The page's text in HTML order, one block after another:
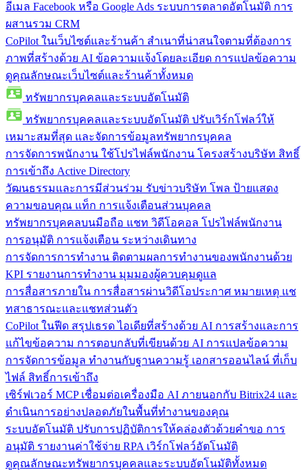
อีเมล Facebook หรือ Google Ads ระบบการตลาดอัตโนมัติ การ
ผสานรวม CRM
CoPilot ในเว็บไซต์และร้านค้า สำเนาที่น่าสนใจตามที่ต้องการ
ภาพที่สร้างด้วย AI ข้อความแจ้งโดยละเอียด การแปลข้อความ
ดูคุณลักษณะเว็บไซต์และร้านค้าทั้งหมด
ทรัพยากรบุคคลและระบบอัตโนมัติ
ทรัพยากรบุคคลและระบบอัตโนมัติ ปรับเวิร์กโฟลว์ให้
เหมาะสมที่สุด และจัดการข้อมูลทรัพยากรบุคคล
การจัดการพนักงาน ใช้โปรไฟล์พนักงาน โครงสร้างบริษัท สิทธิ์
การเข้าถึง Active Directory
วัฒนธรรมและการมีส่วนร่วม รับข่าวบริษัท โพล ป้ายแสดง
ความขอบคุณ แท็ก การแจ้งเตือนส่วนบุคคล
ทรัพยากรบุคคลบนมือถือ แชท วิดีโอคอล โปรไฟล์พนักงาน
การอนุมัติ การแจ้งเตือน ระหว่างเดินทาง
การจัดการการทำงาน ติดตามผลการทำงานของพนักงานด้วย
KPI รายงานการทำงาน มุมมองผู้ควบคุมดูแล
การสื่อสารภายใน การสื่อสารผ่านวิดีโอประกาศ หมายเหตุ แช
ทสาธารณะและแชทส่วนตัว
CoPilot ในฟีด สรุปเธรด ไอเดียที่สร้างด้วย AI การสร้างและการ
แก้ไขข้อความ การตอบกลับที่เขียนด้วย AI การแปลข้อความ
การจัดการข้อมูล ทำงานกับฐานความรู้ เอกสารออนไลน์ ที่เก็บ
ไฟล์ สิทธิ์การเข้าถึง
เซิร์ฟเวอร์ MCP เชื่อมต่อเครื่องมือ AI ภายนอกกับ Bitrix24 และ
ดำเนินการอย่างปลอดภัยในพื้นที่ทำงานของคุณ
ระบบอัตโนมัติ ปรับการปฏิบัติการให้คล่องตัวด้วยคำขอ การ
อนุมัติ รายงานค่าใช้จ่าย RPA เวิร์กโฟลว์อัตโนมัติ
ดูคุณลักษณะทรัพยากรบุคคลและระบบอัตโนมัติทั้งหมด